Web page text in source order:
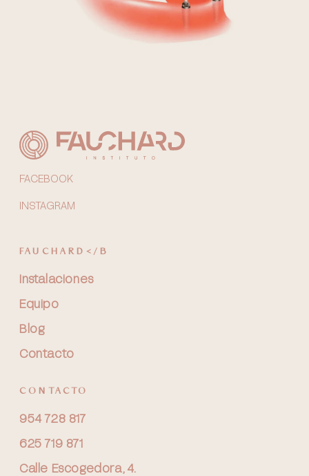
FACEBOOK
INSTAGRAM
FAUCHARD</B
Instalaciones
Equipo
Blog
Contacto
CONTACTO
954 728 817
625 719 871
Calle Escogedora, 4.